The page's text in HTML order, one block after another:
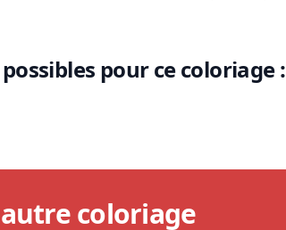
pour ce coloriage :
coloriage